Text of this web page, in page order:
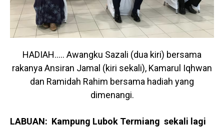
HADIAH….. Awangku Sazali (dua kiri) bersama
rakanya Ansiran Jamal (kiri sekali), Kamarul Iqhwan
dan Ramidah Rahim bersama hadiah yang
dimenangi.
LABUAN: Kampung Lubok Termiang sekali lagi